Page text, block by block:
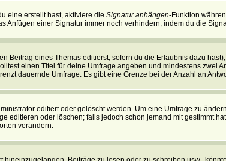
eine erstellt hast, aktiviere die Signatur anhängen-Funktion
einer Signatur immer noch verhindern, indem du die
Beitrag eines Themas editierst, sofern du die Erlaubnis dazu
einen Titel für deine Umfrage angeben und mindestens zwei
dauernde Umfrage. Es gibt eine Grenze bei der Anzahl an
editiert oder gelöscht werden. Um eine Umfrage zu
editieren oder löschen; falls jedoch schon jemand mit gestimmt
verändern.